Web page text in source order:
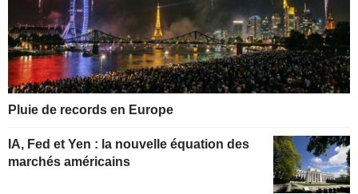
Pluie de records en Europe
IA, Fed et Yen : la nouvelle équation des
marchés américains